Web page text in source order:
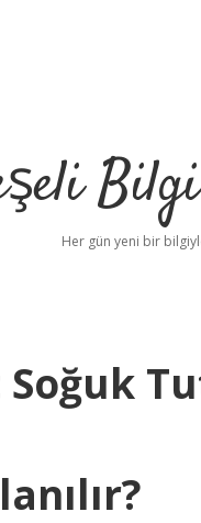
Her gün yeni bir
Soğuk